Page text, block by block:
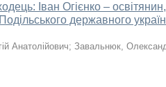
Іван Огієнко –
державного
Анатолійович; Завальнюк,